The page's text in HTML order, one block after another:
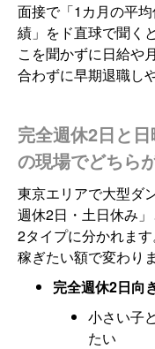
面接で「1カ月の平
績」をド直球で聞く
こを聞かずに日給や
合わずに早期退職し
完全週休2日と
の現場でどちら
東京エリアで大型ダ
週休2日・土日休み
2タイプに分かれま
稼ぎたい額で変わりま
完全週休2日向
小さい子
たい